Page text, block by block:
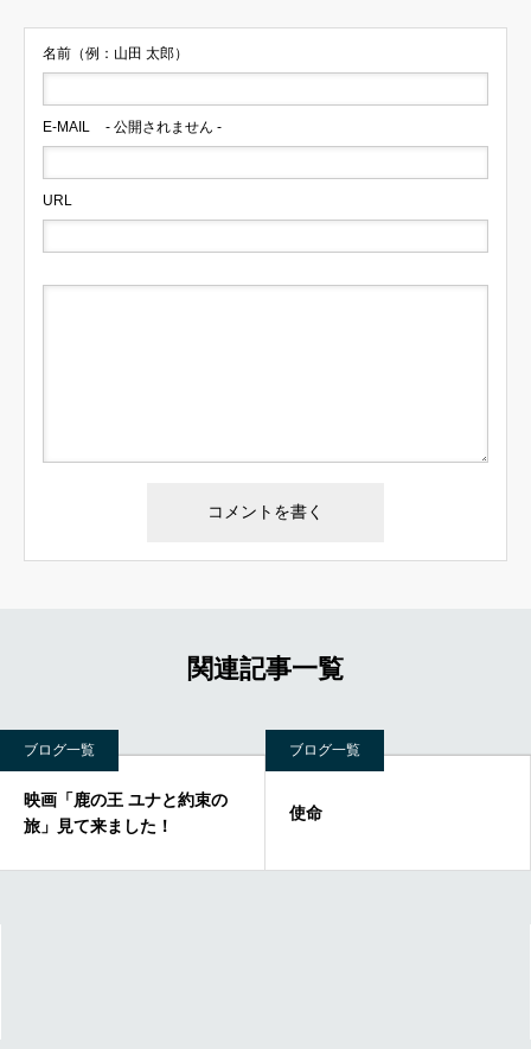
名前（例：山田 太郎）
E-MAIL - 公開されません -
URL
関連記事一覧
ブログ一覧
映画「鹿の王 ユナと約束の
旅」見て来ました！
ブログ一覧
使命